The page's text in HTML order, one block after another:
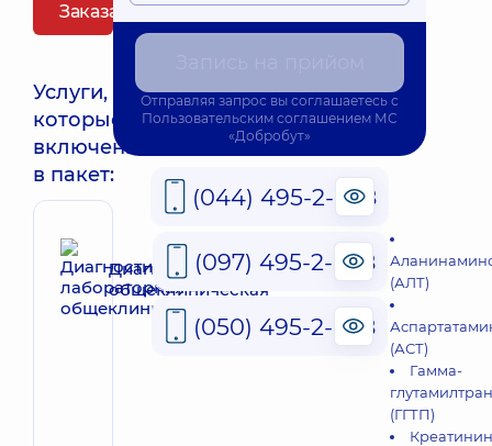
Заказать пакет
Услуги,
которые
включены
в пакет:
Диагностика лабораторная
общеклиническая
(АЛТ)
(АСТ)
Гамма-
(ГГТП)
Отправляя запрос вы соглашаетесь с
Пользовательским соглашением МС
«Добробут»
(044) 495-2-888
(097) 495-2-888
(050) 495-2-888